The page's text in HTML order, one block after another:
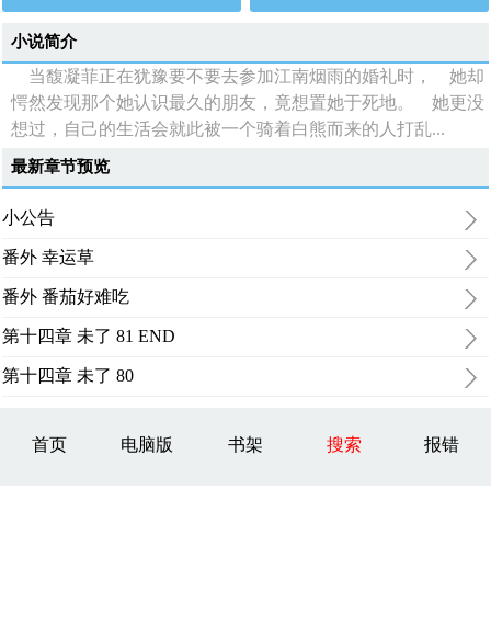
小说简介
当馥凝菲正在犹豫要不要去参加江南烟雨的婚礼时， 她却
愕然发现那个她认识最久的朋友，竟想置她于死地。 她更没
想过，自己的生活会就此被一个骑着白熊而来的人打乱...
最新章节预览
小公告
番外 幸运草
番外 番茄好难吃
第十四章 未了 81 END
第十四章 未了 80
首页 电脑版 书架 搜索 报错